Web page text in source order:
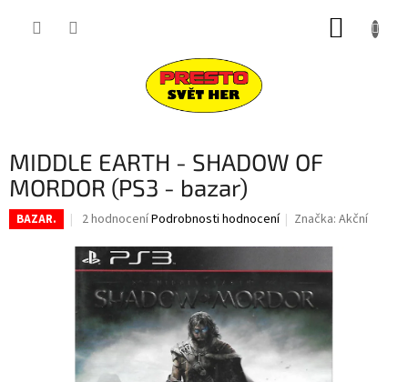
MIDDLE EARTH - SHADOW OF
MORDOR (PS3 - bazar)
BAZAR.
Průměrné
produktu
je
5,0
5
hvězdiček.
2 hodnoceníPodrobnosti hodnocení Značka:Akční